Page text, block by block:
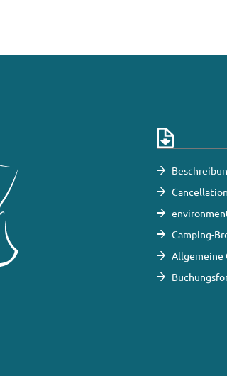
Camping-
Allgemeine